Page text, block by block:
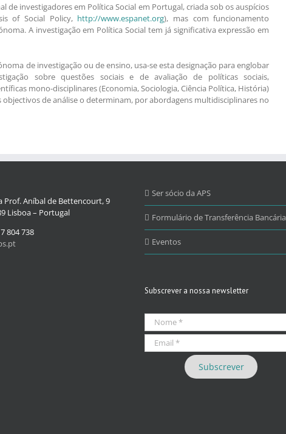
de investigadores em Política Social em Portugal, criada sob os auspícios
of Social Policy, http://www.espanet.org), mas com funcionamento
A investigação em Política Social tem já significativa expressão em
de investigação ou de ensino, usa-se esta designação para englobar
sobre questões sociais e de avaliação de políticas sociais,
mono-disciplinares (Economia, Sociologia, Ciência Política, História)
de análise o determinam, por abordagens multidisciplinares no
Prof. Aníbal de Bettencourt, 9
Lisboa – Portugal
804 738
Ser sócio da APS
Formulário de Transferência Bancária
Eventos
Subscrever a nossa newsletter